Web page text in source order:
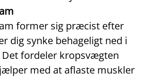
former sig præcist efter
dig synke behageligt ned i
fordeler kropsvægten
med at aflaste muskler